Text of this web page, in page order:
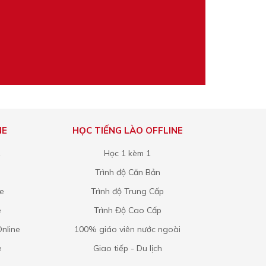
HỌC TIẾNG LÀO OFFLINE
Học 1 kèm 1
Trình độ Căn Bản
Trình độ Trung Cấp
Trình Độ Cao Cấp
100% giáo viên nước ngoài
Giao tiếp - Du lịch